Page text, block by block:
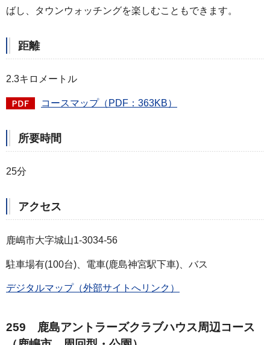
ばし、タウンウォッチングを楽しむこともできます。
距離
2.3キロメートル
コースマップ（PDF：363KB）
所要時間
25分
アクセス
鹿嶋市大字城山1-3034-56
駐車場有(100台)、電車(鹿島神宮駅下車)、バス
デジタルマップ（外部サイトへリンク）
259 鹿島アントラーズクラブハウス周辺コース